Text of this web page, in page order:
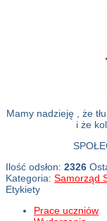
Mamy nadzieję , że
i że
Ilość odsłon: 2326
Kategoria: Samorząd
Etykiety
Prace uczniów